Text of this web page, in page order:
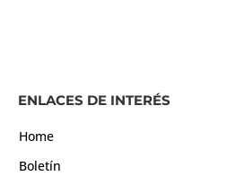
ENLACES DE INTERÉS
Home
Boletín